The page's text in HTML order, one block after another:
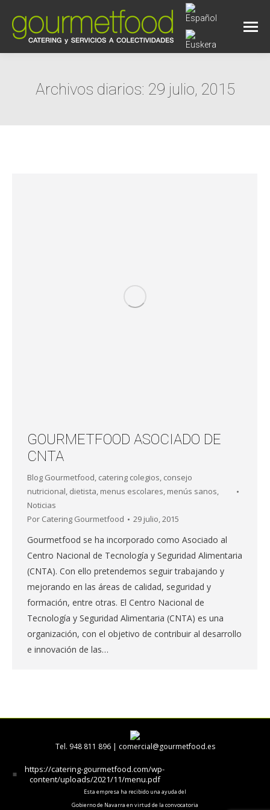
Archivos diarios: 29 julio, 2015
GOURMETFOOD ASOCIADO DE
CNTA
Blog Gourmetfood, catering colegios, consejo
nutricional, dietista, menus escolares, menús sanos,
Noticias
Por Catering Gourmetfood 29 julio, 2015
Gourmetfood se ha incorporado como Asociado al
Centro Nacional de Tecnología y Seguridad Alimentaria
(CNTA). Con ello pretendemos seguir trabajando y
mejorando en las áreas de calidad, seguridad y
formación, entre otras. El Centro Nacional de
Tecnología y Seguridad Alimentaria (CNTA) es una
organización, con el objetivo de contribuir al desarrollo
e innovación de las…
Tel. 948 811 896 | comercial@gourmetfood.es
https://catering-gourmetfood.com/wp-
content/uploads/2021/11/menu.pdf
Esta empresa ha recibido una ayuda del
Gobierno de Navarra en virtud de la convocatoria